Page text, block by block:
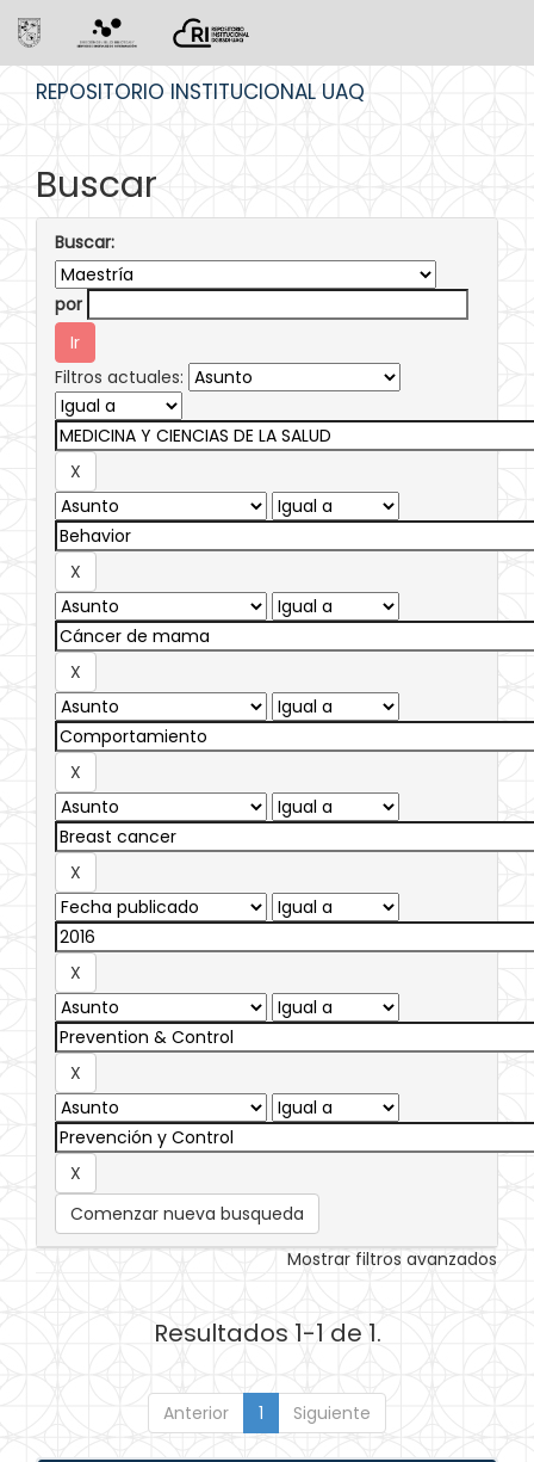
REPOSITORIO INSTITUCIONAL UAQ
Buscar
Buscar:
por
Filtros actuales:
Comenzar nueva busqueda
Mostrar filtros avanzados
Resultados 1-1 de 1.
Anterior 1 Siguiente